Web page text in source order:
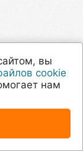
вы
cookie
нам